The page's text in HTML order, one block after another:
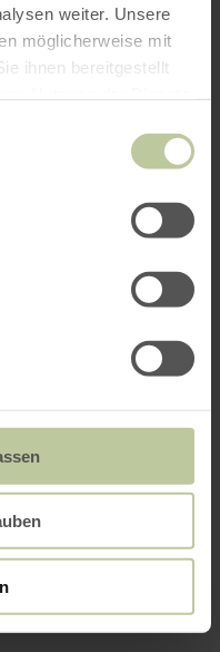
weiter. Unsere
möglicherweise mit
ihnen bereitgestellt